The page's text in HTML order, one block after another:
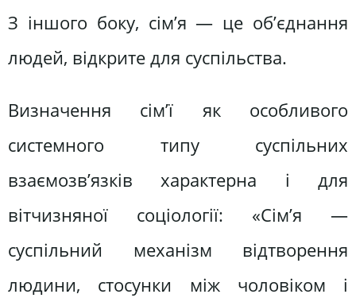
З іншого боку, сім’я — це об’єднання
людей, відкрите для суспільства.
Визначення сім’ї як особливого
системного типу суспільних
взаємозв’язків характерна і для
вітчизняної соціології: «Сім’я —
суспільний механізм відтворення
людини, стосунки між чоловіком і